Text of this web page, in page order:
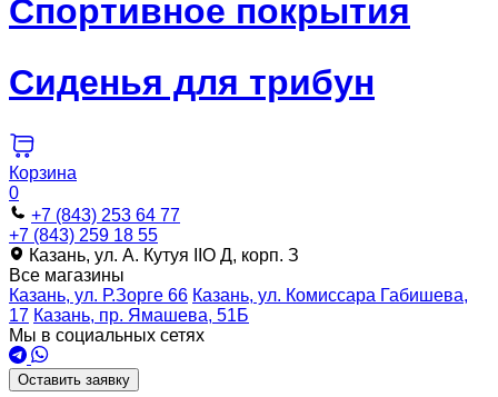
Спортивное покрытия
Сиденья для трибун
Корзина
0
+7 (843) 253 64 77
+7 (843) 259 18 55
Казань, ул. А. Кутуя IIO Д, корп. З
Все магазины
Казань, ул. Р.Зорге 66 Казань, ул. Комиссара Габишева,
17 Казань, пр. Ямашева, 51Б
Мы в социальных сетях
Оставить заявку